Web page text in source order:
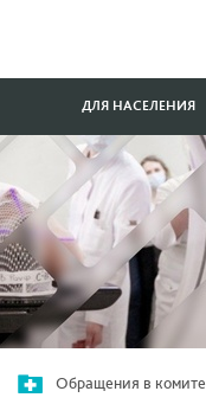
ДЛЯ НАСЕЛЕНИЯ
Обращения в